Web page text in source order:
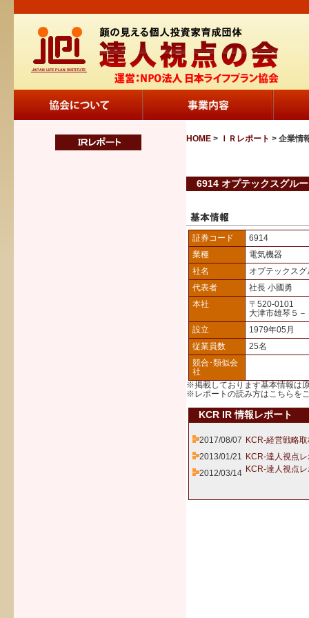
HOME > ＩＲレポート > 企業情
6914 オプテックスグル
証券コード
6914
業種
電気機器
社名
オプテックス
代表者
社長 小國勇
本社
〒520-0101
大津市雄琴５
設立
1979年05月
従業員数
25名
競合･類似会
社
※掲載しております基本情報は
※レポートの読み方はこちら を
KCR IR 情報レポート
2017/08/07 KCR-経営戦略
2013/01/21 KCR-達人視点
2012/03/14 KCR-達人視点